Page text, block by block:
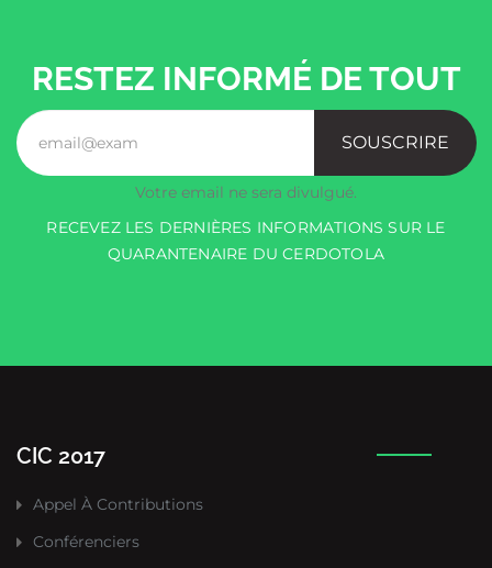
RESTEZ INFORMÉ DE TOUT
SOUSCRIRE
Votre email ne sera divulgué.
RECEVEZ LES DERNIÈRES INFORMATIONS SUR LE
QUARANTENAIRE DU CERDOTOLA
CIC 2017
Appel À Contributions
Conférenciers